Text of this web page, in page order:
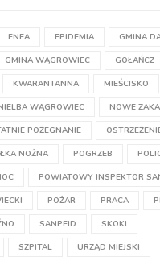
ENEA EPIDEMIA GMINA
GMINA WĄGROWIEC GOŁAŃCZ
KWARANTANNA MIEŚCISKO
WĄGROWIEC NOWE
POŻEGNANIE
NOŻNA POGRZEB
POWIATOWY INSPEKTOR
POŻAR PRACA
SANPEID SKOKI
SZPITAL URZĄD MIEJSKI